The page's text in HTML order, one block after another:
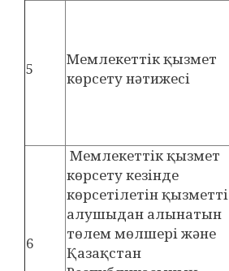
5
Мемлекеттік қызмет
көрсету нәтижесі
6
Мемлекеттік қызмет
көрсету кезінде
көрсетілетін қызметті
алушыдан алынатын
төлем мөлшері және
Қазақстан